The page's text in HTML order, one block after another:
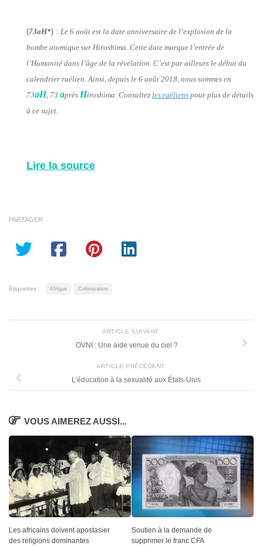
(73aH*) : Le 6 août est la date anniversaire de l’explosion de la
bombe atomique sur Hiroshima. Cette date marque l’entrée de
l’Humanité dans l’âge de la révélation. C’est par ailleurs le début du
calendrier raélien. Ainsi, depuis le 6 août 2018, nous sommes en
73aH, 73 après Hiroshima. Consultez les raéliens pour plus de détails
à ce sujet.
Lire la source
PARTAGER
Étiquettes : Afrique Colonisation
ARTICLE SUIVANT
OVNI : Une aide venue du ciel ?
ARTICLE PRÉCÉDENT
L’éducation à la sexualité aux États-Unis
VOUS AIMEREZ AUSSI...
Les africains doivent apostasier
des religions dominantes
Soutien à la demande de
supprimer le franc CFA